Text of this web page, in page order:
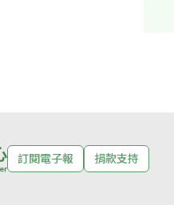
訂閱電子報 捐款支持